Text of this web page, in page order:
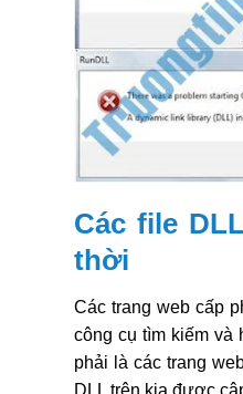
Các file
thời
Các trang web cấp
công cụ tìm kiếm và
phải là các trang
DLL trên kia được